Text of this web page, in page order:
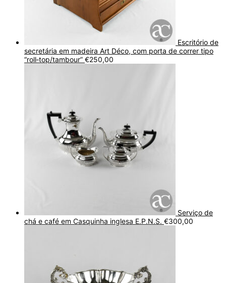
Escritório de
secretária em madeira Art Déco, com porta de correr tipo
“roll‑top/tambour” €250,00
Serviço de
chá e café em Casquinha inglesa E.P.N.S. €300,00